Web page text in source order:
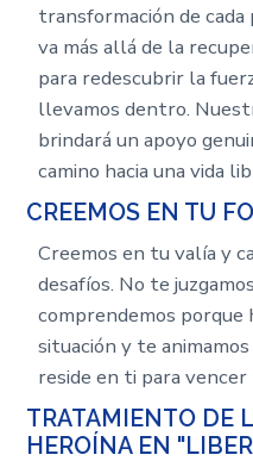
transformación de
va más allá de la
para redescubrir la
llevamos dentro.
brindará un apoyo
camino hacia una vida
CREEMOS EN TU
Creemos en tu valía y
desafíos. No te
comprendemos porque
situación y te
reside en ti para
TRATAMIENTO DE
HEROÍNA EN